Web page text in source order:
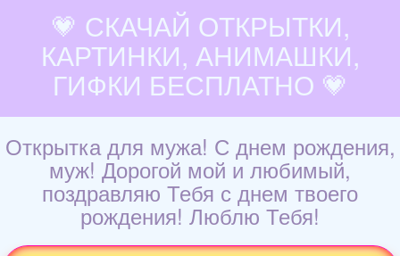
💗 СКАЧАЙ ОТКРЫТКИ,
КАРТИНКИ, АНИМАШКИ,
ГИФКИ БЕСПЛАТНО 💗
Открытка для мужа! С днем рождения,
муж! Дорогой мой и любимый,
поздравляю Тебя с днем твоего
рождения! Люблю Тебя!